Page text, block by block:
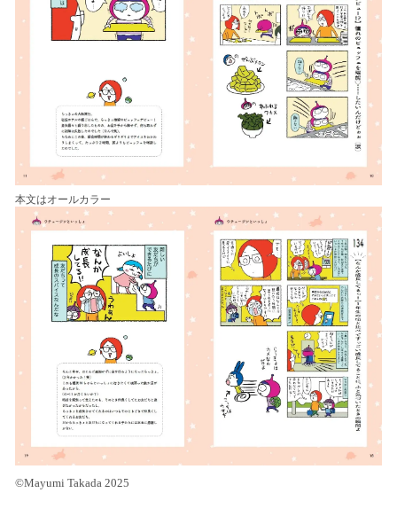
本文はオールカラー
©Mayumi Takada 2025